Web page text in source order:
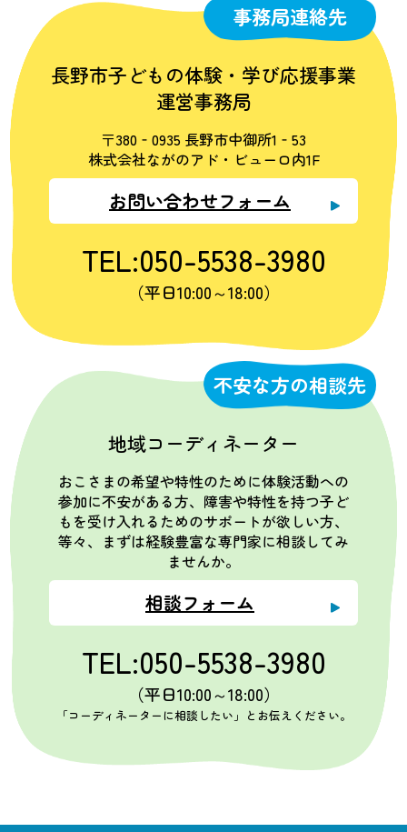
事務局連絡先
長野市子どもの体験・学び応援事業
運営事務局
〒380‐0935 長野市中御所1‐53
株式会社ながのアド・ビューロ内1F
お問い合わせフォーム
TEL:050-5538-3980
（平日10:00～18:00）
不安な方の相談先
地域コーディネーター
おこさまの希望や特性のために体験活動への
参加に不安がある方、障害や特性を持つ子ど
もを受け入れるためのサポートが欲しい方、
等々、まずは経験豊富な専門家に相談してみ
ませんか。
相談フォーム
TEL:050-5538-3980
（平日10:00～18:00）
「コーディネーターに相談したい」とお伝えください。